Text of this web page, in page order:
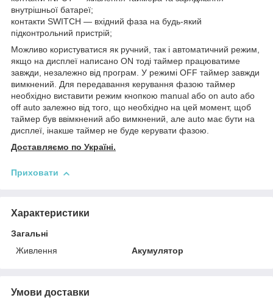
внутрішньої батареї;
контакти SWITCH — вхідний фаза на будь-який
підконтрольний пристрій;
Можливо користуватися як ручний, так і автоматичний режим,
якщо на дисплеї написано ON тоді таймер працюватиме
завжди, незалежно від програм. У режимі OFF таймер завжди
вимкнений. Для передавання керування фазою таймер
необхідно виставити режим кнопкою manual або on auto або
off auto залежно від того, що необхідно на цей момент, щоб
таймер був ввімкнений або вимкнений, але auto має бути на
дисплеї, інакше таймер не буде керувати фазою.
Доставляємо по Україні.
Приховати
Характеристики
Загальні
Живлення
Акумулятор
Умови доставки